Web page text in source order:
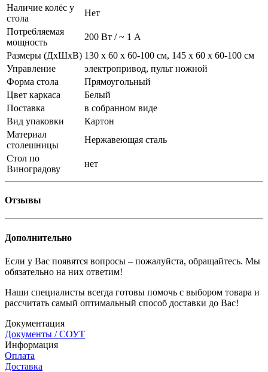
Наличие колёс у
стола
Нет
Потребляемая
мощность
200 Вт / ~ 1 А
Размеры (ДхШхВ) 130 x 60 x 60-100 см, 145 x 60 x 60-100 см
Управление
электропривод, пульт ножной
Форма стола
Прямоугольный
Цвет каркаса
Белый
Поставка
в собранном виде
Вид упаковки
Картон
Материал
столешницы
Нержавеющая сталь
Стол по
Виноградову
нет
Отзывы
Дополнительно
Если у Вас появятся вопросы – пожалуйста, обращайтесь. Мы
обязательно на них ответим!
Наши специалисты всегда готовы помочь с выбором товара и
рассчитать самый оптимальный способ доставки до Вас!
Документация
Документы / СОУТ
Информация
Оплата
Доставка